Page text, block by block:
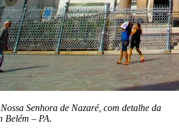
Senhora de Nazaré, com detalhe da
Belém – PA.